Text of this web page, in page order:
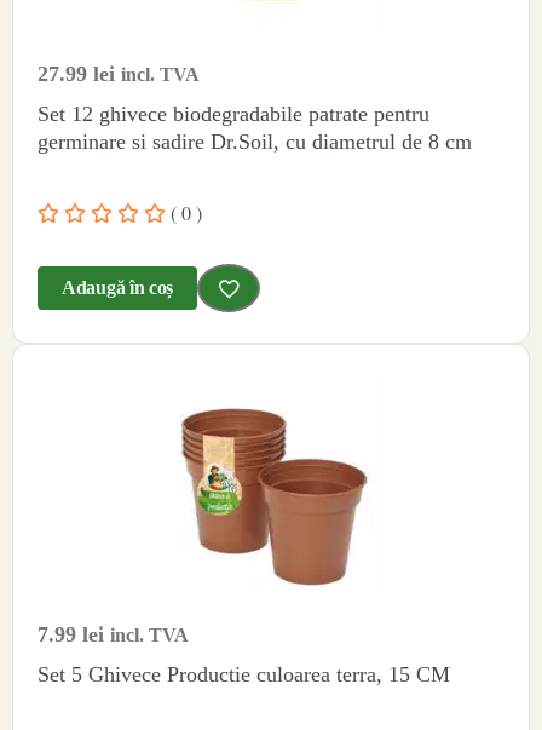
27.99 lei incl. TVA
Set 12 ghivece biodegradabile patrate pentru
germinare si sadire Dr.Soil, cu diametrul de 8 cm
( 0 )
Adaugă în coș
7.99 lei incl. TVA
Set 5 Ghivece Productie culoarea terra, 15 CM